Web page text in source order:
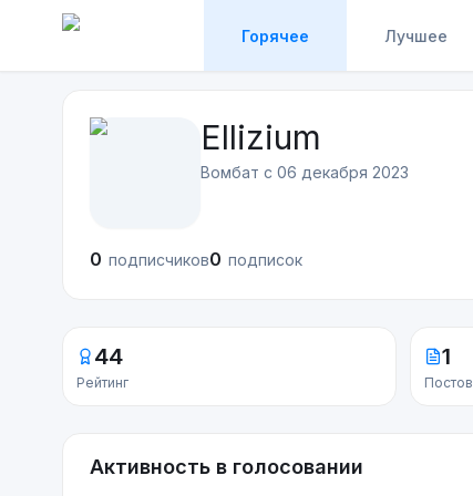
Горячее Лучшее
Ellizium
Вомбат с 06 декабря 2023
0 подписчиков0 подписок
44
Рейтинг
1
Постов
Активность в голосовании